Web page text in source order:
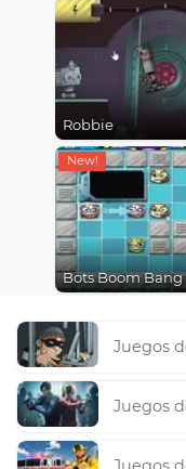
Robbie
Bots Boom Bang
Juegos
Juegos